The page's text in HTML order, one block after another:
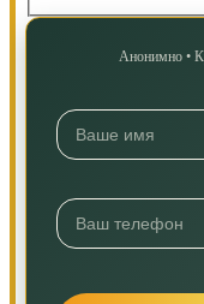
Анонимно •